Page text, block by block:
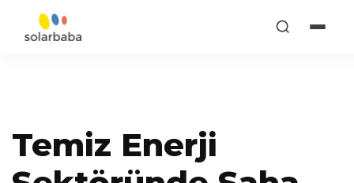
Temiz Enerji